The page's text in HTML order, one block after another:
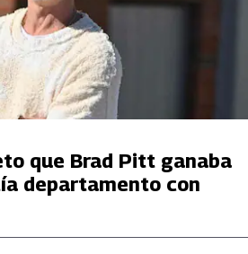
que Brad Pitt ganaba
departamento con